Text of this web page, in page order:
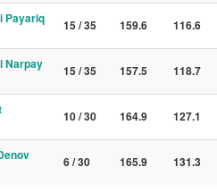
Payariq
15 / 35 159.6 116.6
Narpay
15 / 35 157.5 118.7
10 / 30 164.9 127.1
6 / 30 165.9 131.3